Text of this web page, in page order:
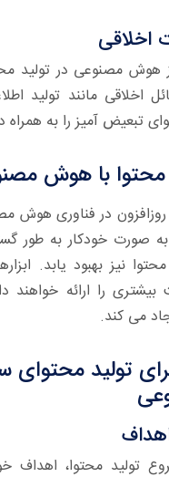
اخلاقی
هوش مصنوعی در تولید
اخلاقی مانند تولید
تبعیض آمیز را به همراه
محتوا با هوش
در فناوری هوش
به صورت خودکار به طور
نیز بهبود یابد.
را ارائه خواهند
می کند.
تولید محتوای
تولید محتوا، اهداف